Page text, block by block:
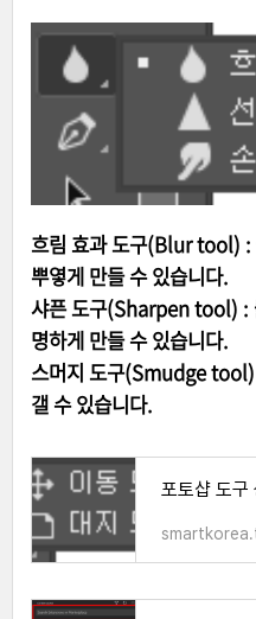
흐림 효과 도구(Blur tool) :
뿌옇게 만들 수 있습니다.
샤픈 도구(Sharpen tool) :
명하게 만들 수 있습니다.
스머지 도구(Smudge tool)
갤 수 있습니다.